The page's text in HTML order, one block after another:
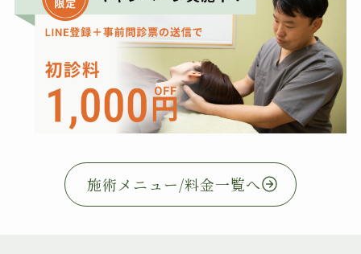
施術メニュー/料金一覧へ